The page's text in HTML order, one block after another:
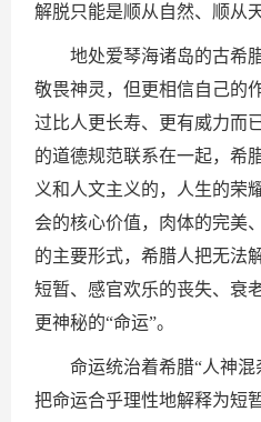
解脱只能是顺从自然、顺从天
地处爱琴海诸岛的古希
敬畏神灵，但更相信自己的
过比人更长寿、更有威力而
的道德规范联系在一起，希
义和人文主义的，人生的荣
会的核心价值，肉体的完美
的主要形式，希腊人把无
短暂、感官欢乐的丧失、衰
更神秘的“命运”。
命运统治着希腊“人神
把命运合乎理性地解释为短